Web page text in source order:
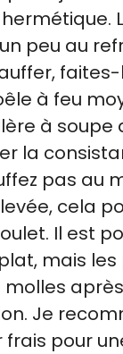
peu au
à feu
à soupe
la
pas au
cela
Il est
mais
molles après
Je
pour